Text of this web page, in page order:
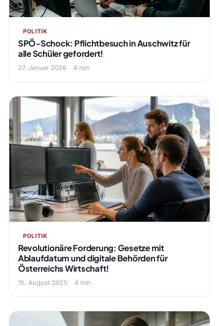
POLITIK
SPÖ-Schock: Pflichtbesuch in Auschwitz für
alle Schüler gefordert!
27. Januar 2026 4 min
POLITIK
Revolutionäre Forderung: Gesetze mit
Ablaufdatum und digitale Behörden für
Österreichs Wirtschaft!
15. August 2025 4 min